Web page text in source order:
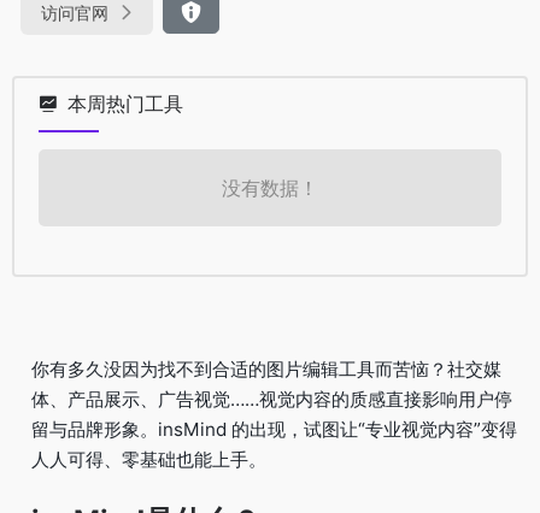
访问官网
本周热门工具
没有数据！
你有多久没因为找不到合适的图片编辑工具而苦恼？社交媒
体、产品展示、广告视觉……视觉内容的质感直接影响用户停
留与品牌形象。insMind 的出现，试图让“专业视觉内容”变得
人人可得、零基础也能上手。